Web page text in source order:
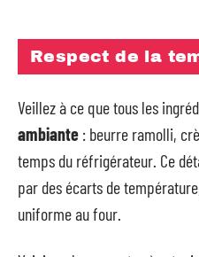
Respect de la
Veillez à ce que tous les
ambiante : beurre ramolli,
temps du réfrigérateur. Ce
par des écarts de
uniforme au four.